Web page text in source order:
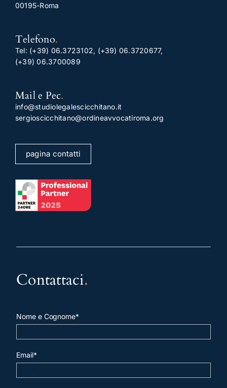
00195-Roma
Telefono.
Tel: (+39) 06.3723102, (+39) 06.3720677,
(+39) 06.3700089
Mail e Pec.
info@studiolegalescicchitano.it
sergioscicchitano@ordineavvocatiroma.org
pagina contatti
Contattaci.
Nome e Cognome*
Email*